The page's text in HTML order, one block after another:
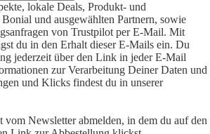
lokale Deals, Produkt- und
und ausgewählten Partnern, sowie
von Trustpilot per E-Mail. Mit
du in den Erhalt dieser E-Mails ein. Du
jederzeit über den Link in jeder E-Mail
zur Verarbeitung Deiner Daten und
und Klicks findest du in unserer
vom Newsletter abmelden, in dem du auf den